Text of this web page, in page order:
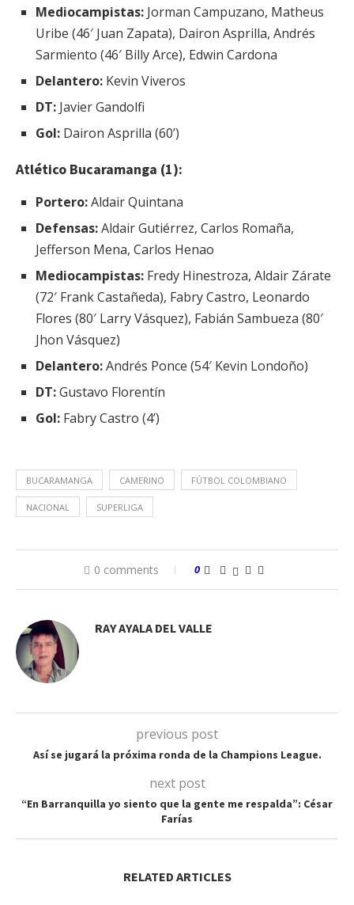
Mediocampistas: Jorman Campuzano, Matheus
Uribe (46′ Juan Zapata), Dairon Asprilla, Andrés
Sarmiento (46′ Billy Arce), Edwin Cardona
Delantero: Kevin Viveros
DT: Javier Gandolfi
Gol: Dairon Asprilla (60’)
Atlético Bucaramanga (1):
Portero:Aldair Quintana
Defensas:Aldair Gutiérrez, Carlos Romaña,
Jefferson Mena, Carlos Henao
Mediocampistas: Fredy Hinestroza, Aldair Zárate
(72′ Frank Castañeda), Fabry Castro, Leonardo
Flores (80′ Larry Vásquez), Fabián Sambueza (80′
Jhon Vásquez)
Delantero:Andrés Ponce (54′ Kevin Londoño)
DT:Gustavo Florentín
Gol: Fabry Castro (4’)
BUCARAMANGA CAMERINO FÚTBOL COLOMBIANO
NACIONAL SUPERLIGA
0 comments 0
RAY AYALA DEL VALLE
previous post
Así se jugará la próxima ronda de la Champions League.
next post
“En Barranquilla yo siento que la gente me respalda”: César
Farías
RELATED ARTICLES